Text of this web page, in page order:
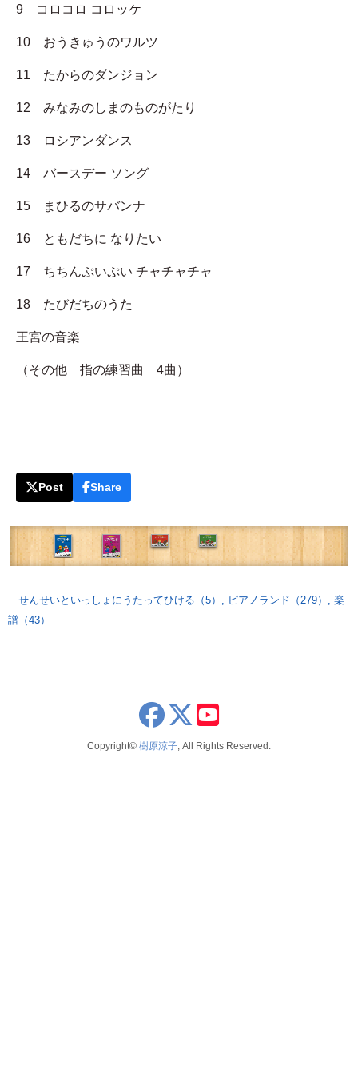
9 コロコロ コロッケ
10 おうきゅうのワルツ
11 たからのダンジョン
12 みなみのしまのものがたり
13 ロシアンダンス
14 バースデー ソング
15 まひるのサバンナ
16 ともだちに なりたい
17 ちちんぷいぷい チャチャチャ
18 たびだちのうた
王宮の音楽
（その他 指の練習曲 4曲）
Post Share
せんせいといっしょにうたってひける（5） , ピアノランド（279） , 楽
譜（43）
x
Copyright© 樹原涼子, All Rights Reserved.